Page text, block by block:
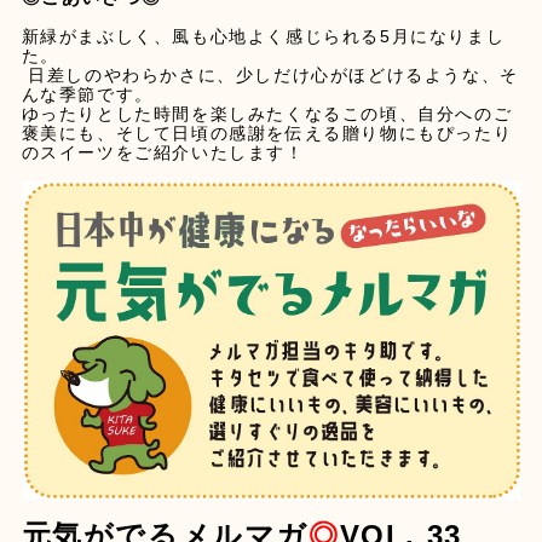
新緑がまぶしく、風も心地よく感じられる5月になりまし
た。
日差しのやわらかさに、少しだけ心がほどけるような、そ
んな季節です。
ゆったりとした時間を楽しみたくなるこの頃、自分へのご
褒美にも、そして日頃の感謝を伝える贈り物にもぴったり
のスイーツをご紹介いたします！